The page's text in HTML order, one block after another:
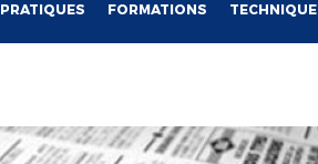
PRATIQUES FORMATIONS TECHNIQUE